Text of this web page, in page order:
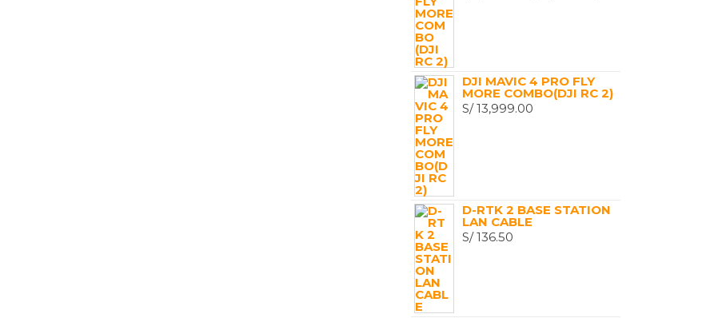
DJI MAVIC 4 PRO FLY
MORE COMBO(DJI RC 2)
S/13,999.00
D-RTK 2 BASE STATION
LAN CABLE
S/136.50